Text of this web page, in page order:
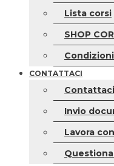
Lista corsi
SHOP
CONTATTACI
Contattaci
Invio
Lavora